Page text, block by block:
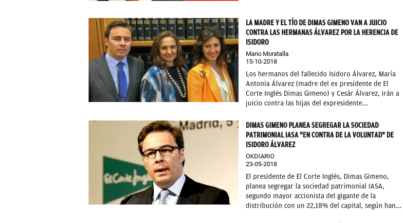
LA MADRE Y EL TÍO DE DIMAS GIMENO VAN A JUICIO
CONTRA LAS HERMANAS ÁLVAREZ POR LA HERENCIA DE
ISIDORO
Mario Moratalla
15-10-2018
Los hermanos del fallecido Isidoro Álvarez, María
Antonia Álvarez (madre del ex presidente de El
Corte Inglés Dimas Gimeno) y Cesár Álvarez, irán a
juicio contra las hijas del expresidente...
DIMAS GIMENO PLANEA SEGREGAR LA SOCIEDAD
PATRIMONIAL IASA "EN CONTRA DE LA VOLUNTAD" DE
ISIDORO ÁLVAREZ
OKDIARIO
23-05-2018
El presidente de El Corte Inglés, Dimas Gimeno,
planea segregar la sociedad patrimonial IASA,
segundo mayor accionista del gigante de la
distribución con un 22,18% del capital, según han...